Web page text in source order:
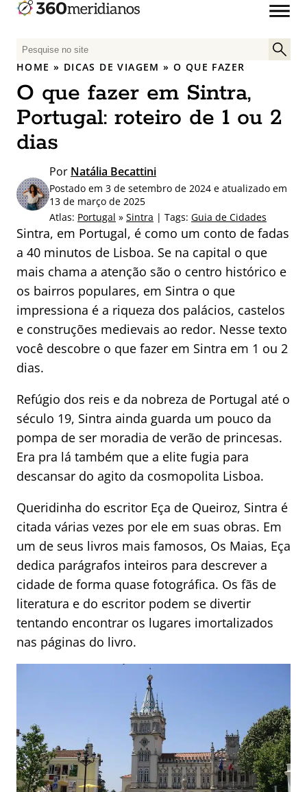
P
e
q
u
i
s
p
o
r
:
HOME » DICAS DE VIAGEM »O QUE FAZER
O que fazer em Sintra,
Portugal: roteiro de 1 ou 2
dias
Por Natália Becattini
Postado em 3 de setembro de 2024 e atualizado em
13 de março de 2025
Atlas: Portugal » Sintra | Tags: Guia de Cidades
Sintra, em Portugal, é como um conto de fadas
a 40 minutos de Lisboa. Se na capital o que
mais chama a atenção são o centro histórico e
os bairros populares, em Sintra o que
impressiona é a riqueza dos palácios, castelos
e construções medievais ao redor. Nesse texto
você descobre o que fazer em Sintra em 1 ou 2
dias.
Refúgio dos reis e da nobreza de Portugal até o
século 19, Sintra ainda guarda um pouco da
pompa de ser moradia de verão de princesas.
Era pra lá também que a elite fugia para
descansar do agito da cosmopolita Lisboa.
Queridinha do escritor Eça de Queiroz, Sintra é
citada várias vezes por ele em suas obras. Em
um de seus livros mais famosos, Os Maias, Eça
dedica parágrafos inteiros para descrever a
cidade de forma quase fotográfica. Os fãs de
literatura e do escritor podem se divertir
tentando encontrar os lugares imortalizados
nas páginas do livro.